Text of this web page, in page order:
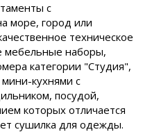
с
море, город или
техническое
мебельные наборы,
категории "Студия",
кухнями с
посудой,
которых отличается
сушилка для одежды.